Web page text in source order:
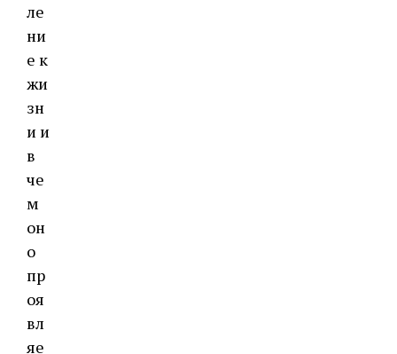
ле
ни
е к
жи
зн
и и
в
че
м
он
о
пр
оя
вл
яе